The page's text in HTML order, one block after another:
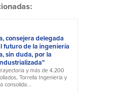
consejera delegada
futuro de la ingeniería
sin duda, por la
y más de 4.200
Torrella Ingeniería y
consolida...